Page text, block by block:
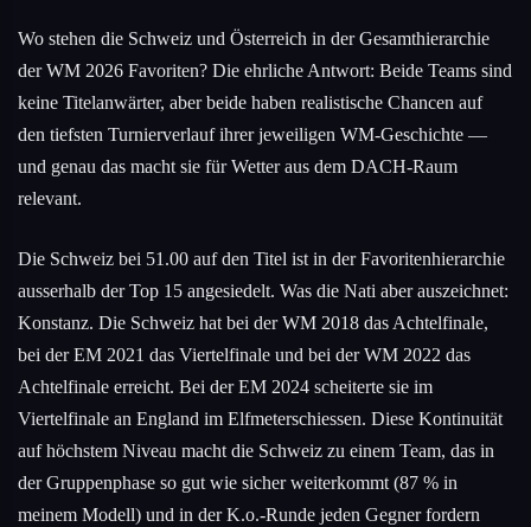
Wo stehen die Schweiz und Österreich in der Gesamthierarchie
der WM 2026 Favoriten? Die ehrliche Antwort: Beide Teams sind
keine Titelanwärter, aber beide haben realistische Chancen auf
den tiefsten Turnierverlauf ihrer jeweiligen WM-Geschichte —
und genau das macht sie für Wetter aus dem DACH-Raum
relevant.
Die Schweiz bei 51.00 auf den Titel ist in der Favoritenhierarchie
ausserhalb der Top 15 angesiedelt. Was die Nati aber auszeichnet:
Konstanz. Die Schweiz hat bei der WM 2018 das Achtelfinale,
bei der EM 2021 das Viertelfinale und bei der WM 2022 das
Achtelfinale erreicht. Bei der EM 2024 scheiterte sie im
Viertelfinale an England im Elfmeterschiessen. Diese Kontinuität
auf höchstem Niveau macht die Schweiz zu einem Team, das in
der Gruppenphase so gut wie sicher weiterkommt (87 % in
meinem Modell) und in der K.o.-Runde jeden Gegner fordern